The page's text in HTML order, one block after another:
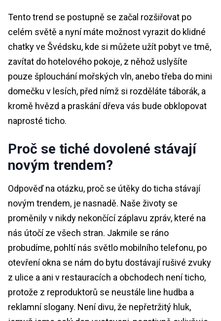
Tento trend se postupně se začal rozšiřovat po
celém světě a nyní máte možnost vyrazit do klidné
chatky ve Švédsku, kde si můžete užít pobyt ve tmě,
zavítat do hotelového pokoje, z něhož uslyšíte
pouze šplouchání mořských vln, anebo třeba do mini
domečku v lesích, před nímž si rozděláte táborák, a
kromě hvězd a praskání dřeva vás bude obklopovat
naprosté ticho.
Proč se tiché dovolené stávají
novým trendem?
Odpověď na otázku, proč se útěky do ticha stávají
novým trendem, je nasnadě. Naše životy se
proměnily v nikdy nekončící záplavu zpráv, které na
nás útočí ze všech stran. Jakmile se ráno
probudíme, pohltí nás světlo mobilního telefonu, po
otevření okna se nám do bytu dostávají rušivé zvuky
z ulice a ani v restauracích a obchodech není ticho,
protože z reproduktorů se neustále line hudba a
reklamní slogany. Není divu, že nepřetržitý hluk,